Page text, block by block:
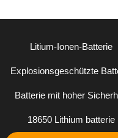
Litium-Ionen-Batterie
Explosionsgeschützte
Batterie mit hoher
18650 Lithium batterie